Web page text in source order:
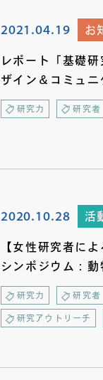
2021.04.19 お
レポート「基礎
ザイン＆コミュ
研究力 研究者
2020.10.28 活
【女性研究者に
シンポジウム：
研究力 研究者
研究アウトリーチ